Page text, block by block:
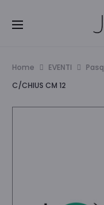
Home EVENTI
C/CHIUS CM 12